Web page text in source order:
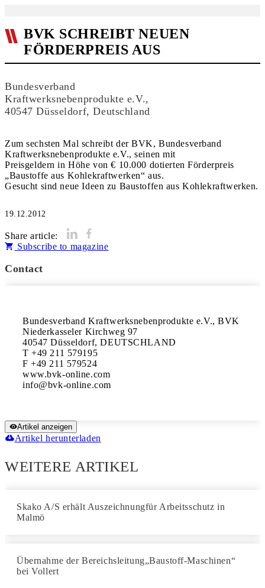
BVK SCHREIBT NEUEN
FÖRDERPREIS AUS
Bundesverband
Kraftwerksnebenprodukte e.V.,
40547 Düsseldorf, Deutschland
Zum sechsten Mal schreibt der BVK, Bundesverband
Kraftwerksnebenprodukte e.V., seinen mit
Preisgeldern in Höhe von € 10.000 dotierten Förderpreis
„Baustoffe aus Kohlekraftwerken“ aus.
Gesucht sind neue Ideen zu Baustoffen aus Kohlekraftwerken.
19.12.2012
Share article:
Subscribe to magazine
Contact
Bundesverband Kraftwerksnebenprodukte e.V., BVK
Niederkasseler Kirchweg 97
40547 Düsseldorf, DEUTSCHLAND
T +49 211 579195
F +49 211 579524
www.bvk-online.com
Artikel anzeigen
Artikel herunterladen
WEITERE ARTIKEL
Skako A/S erhält Auszeichnungfür Arbeitsschutz in
Malmö
Übernahme der Bereichsleitung„Baustoff-Maschinen“
bei Vollert